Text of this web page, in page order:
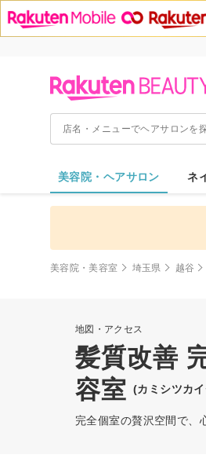
美容院・ヘアサロン ネ
美容院・美容室 埼玉県 越谷
地図・アクセス
髪質改善
容室
(カミシツカ
完全個室の贅沢空間で、